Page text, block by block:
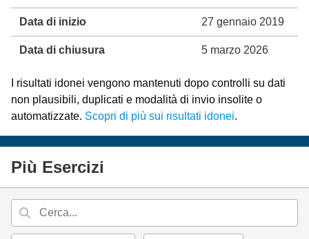
Data di inizio 27 gennaio 2019
Data di chiusura 5 marzo 2026
I risultati idonei vengono mantenuti dopo controlli su dati
non plausibili, duplicati e modalità di invio insolite o
automatizzate. Scopri di più sui risultati idonei.
Più Esercizi